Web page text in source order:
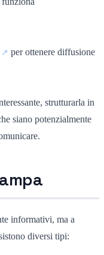
per ottenere diffusione
strutturarla in
siano potenzialmente
informativi, ma a
diversi tipi: